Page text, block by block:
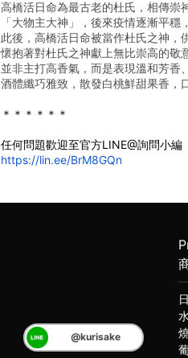
高橋活日命為最古老的杜氏，相傳崇
「大物主大神」，後來疫情逐漸平
此後，高橋活日命被當作杜氏之神，
懷抱著對杜氏之神獻上無比崇高的敬
並非主打高香氣，而是表現溫和芳香
酒體纖巧雅致，散發白桃鮮甜果香，
﻿＊＊＊＊＊＊
任何問題歡迎至官方LINE@詢問小編
https://lin.ee/BrM8GQn
@kurisake